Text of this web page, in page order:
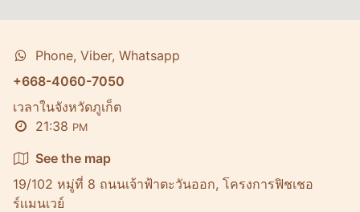
Phone, Viber, Whatsapp
+668-4060-7050
เวลาในจังหวัดภูเก็ต
21:38 PM
See the map
19/102 หมู่ที่ 8 ถนนเจ้าฟ้าตะวันออก, โครงการฟิชเชอ
ร์เเมนเวย์